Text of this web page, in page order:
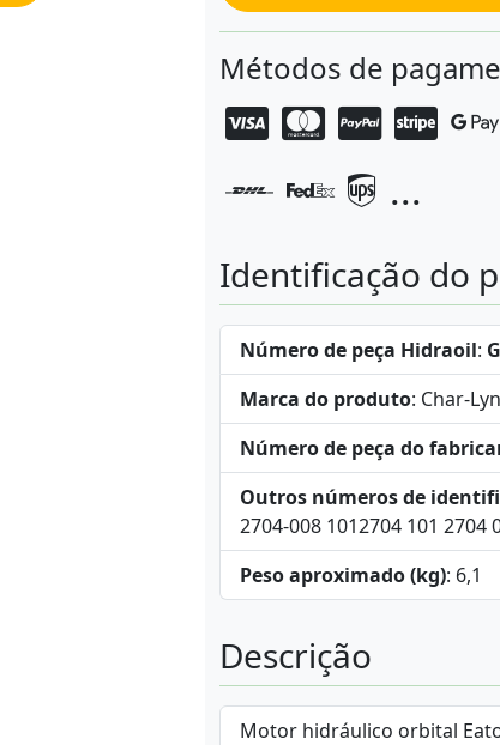
Métodos de
...
Identificação do
Número de peça Hidraoil:
Marca do produto: Char-
Número de peça do
Outros números de
2704-008 1012704 101 2704
Peso aproximado (kg): 6,1
Descrição
Motor hidráulico orbital